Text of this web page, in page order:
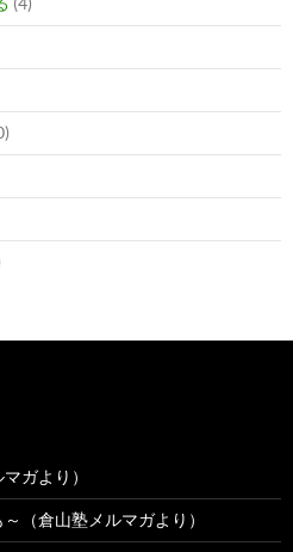
ガより）
（倉山塾メルマガより）